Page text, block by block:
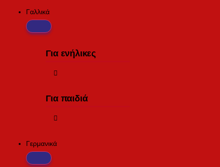
Γαλλικά
Για ενήλικες
Για παιδιά
Γερμανικά